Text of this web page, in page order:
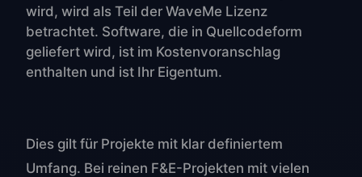
wird, wird als Teil der WaveMe Lizenz
betrachtet. Software, die in Quellcodeform
geliefert wird, ist im Kostenvoranschlag
enthalten und ist Ihr Eigentum.
Dies gilt für Projekte mit klar definiertem
Umfang. Bei reinen F&E-Projekten mit vielen